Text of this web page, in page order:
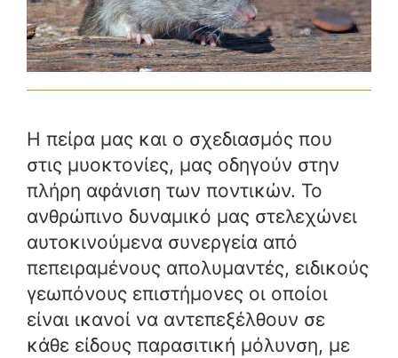
Η πείρα μας και ο σχεδιασμός που
στις μυοκτονίες, μας οδηγούν στην
πλήρη αφάνιση των ποντικών. Το
ανθρώπινο δυναμικό μας στελεχώνει
αυτοκινούμενα συνεργεία από
πεπειραμένους απολυμαντές, ειδικούς
γεωπόνους επιστήμονες οι οποίοι
είναι ικανοί να αντεπεξέλθουν σε
κάθε είδους παρασιτική μόλυνση, με